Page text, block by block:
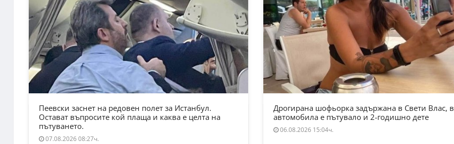
Пеевски заснет на редовен полет за Истанбул.
Остават въпросите кой плаща и каква е целта на
пътуването.
07.08.2026 08:27ч.
Дрогирана шофьорка задържана в Свети Влас, в
автомобила е пътувало и 2-годишно дете
06.08.2026 15:04ч.